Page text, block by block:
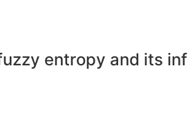
entropy and its